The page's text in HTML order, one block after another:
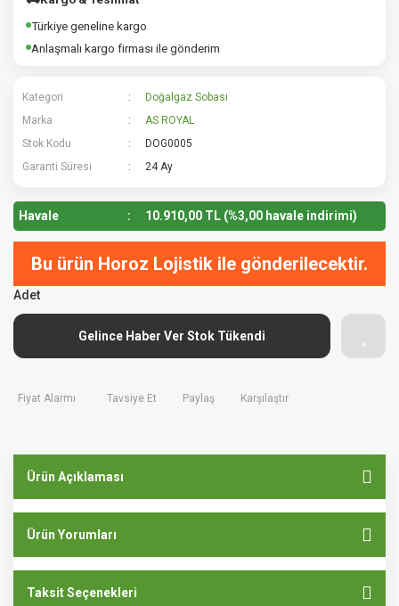
Türkiye geneline kargo
Anlaşmalı kargo firması ile gönderim
Kategori
Doğalgaz Sobası
Marka
AS ROYAL
Stok Kodu
DOG0005
Garanti Süresi
24 Ay
Havale 10.910,00 TL (%3,00 havale indirimi)
Bu ürün Horoz Lojistik ile gönderilecektir.
Adet
Gelince Haber Ver Stok Tükendi
Fiyat Alarmı Tavsiye Et Paylaş Karşılaştır
Ürün Açıklaması
Ürün Yorumları
Taksit Seçenekleri